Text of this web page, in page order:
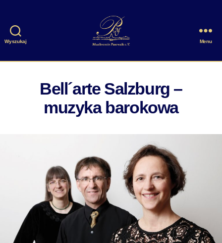
Wyszukaj
Pasewalk
Menu
Bell´arte Salzburg –
muzyka barokowa